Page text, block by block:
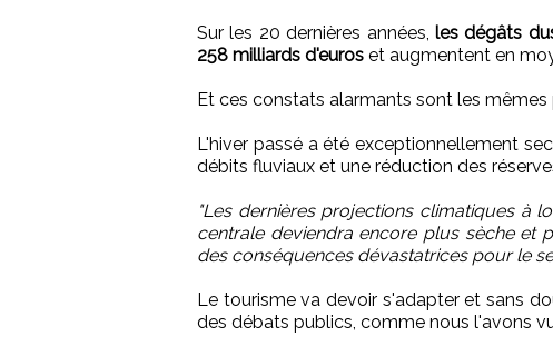
Sur les 20 dernières années, les dégâts
258 milliards d'euros et augmentent en
Et ces constats alarmants sont les mêmes
L'hiver passé a été exceptionnellement
débits fluviaux et une réduction des
"Les dernières projections climatiques à
centrale deviendra encore plus sèche et
des conséquences dévastatrices pour le
Le tourisme va devoir s'adapter et sans
des débats publics, comme nous l'avons